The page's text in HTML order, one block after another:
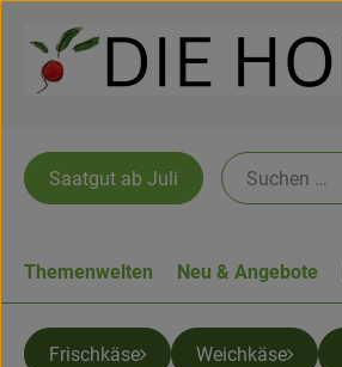
Saatgut ab Juli
Themenwelten Neu & Angebote
Frischkäse Weichkäse